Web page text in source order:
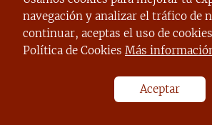
descuidar tu bienestar
navegación y analizar el tráfico de
continuar, aceptas el uso de
Política de Cookies Más
Aceptar